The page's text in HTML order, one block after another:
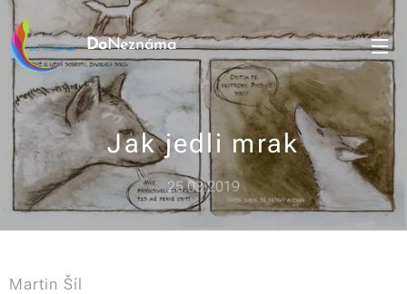
DoNeznáma
Jak jedli mrak
25.03.2019
Martin Šíl